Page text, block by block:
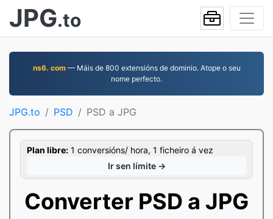
JPG.to
ns6. com— Máis de 800 extensións de dominio. Atope o seu
nome perfecto.
JPG.to PSD PSD a JPG
Plan libre: 1 conversións/ hora, 1 ficheiro á vez
Ir sen límite →
Converter PSD a JPG